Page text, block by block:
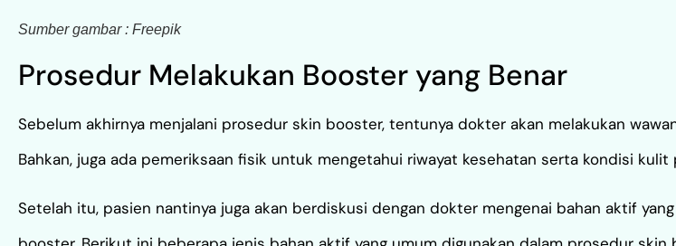
Sumber gambar : Freepik
Prosedur Melakukan Booster yang Benar
Sebelum akhirnya menjalani prosedur skin booster, tentunya dokter akan melakukan
Bahkan, juga ada pemeriksaan fisik untuk mengetahui riwayat kesehatan serta kondisi kulit
Setelah itu, pasien nantinya juga akan berdiskusi dengan dokter mengenai bahan aktif